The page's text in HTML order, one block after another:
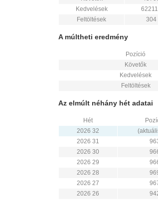
Kedvelések
Feltöltések
304
A múltheti eredmény
Pozíció
Követők
Kedvelések
Feltöltések
Az elmúlt néhány hét adatai
Hét
2026 32
2026 31
2026 30
2026 29
2026 28
2026 27
2026 26